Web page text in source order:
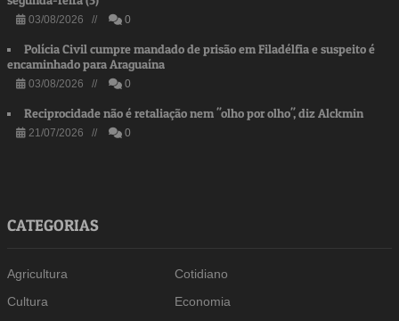
03/08/2026 // 0
Polícia Civil cumpre mandado de prisão em Filadélfia e suspeito é
encaminhado para Araguaína
03/08/2026 // 0
Reciprocidade não é retaliação nem "olho por olho", diz Alckmin
21/07/2026 // 0
CATEGORIAS
Agricultura
Cotidiano
Cultura
Economia